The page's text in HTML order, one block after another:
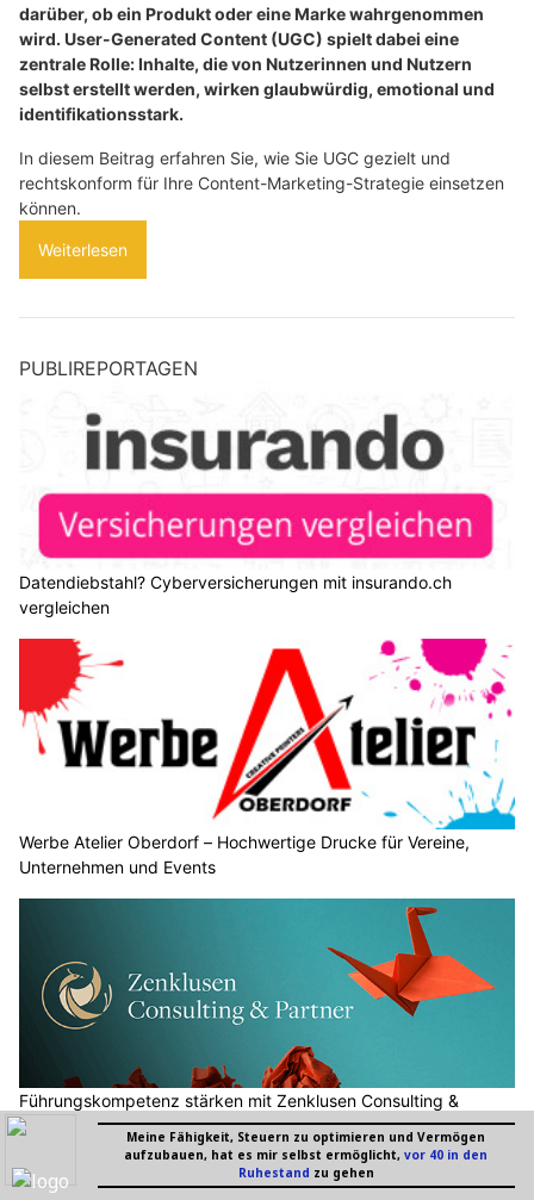
darüber, ob ein Produkt oder eine Marke wahrgenommen
wird. User-Generated Content (UGC) spielt dabei eine
zentrale Rolle: Inhalte, die von Nutzerinnen und Nutzern
selbst erstellt werden, wirken glaubwürdig, emotional und
identifikationsstark.
In diesem Beitrag erfahren Sie, wie Sie UGC gezielt und
rechtskonform für Ihre Content-Marketing-Strategie einsetzen
können.
Weiterlesen
PUBLIREPORTAGEN
Datendiebstahl? Cyberversicherungen mit insurando.ch
vergleichen
Werbe Atelier Oberdorf – Hochwertige Drucke für Vereine,
Unternehmen und Events
Führungskompetenz stärken mit Zenklusen Consulting &
Partner GmbH